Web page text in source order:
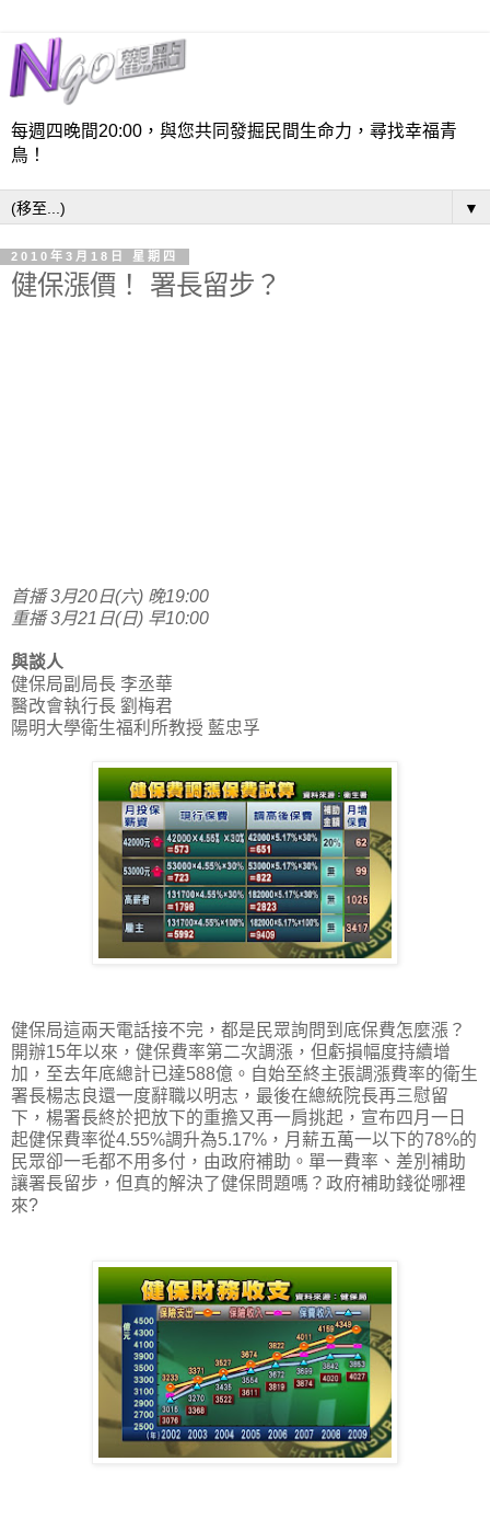
每週四晚間20:00，與您共同發掘民間生命力，尋找幸福青
鳥！
▼
2010年3月18日 星期四
健保漲價！ 署長留步？
首播 3月20日(六) 晚19:00
重播 3月21日(日) 早10:00
與談人
健保局副局長 李丞華
醫改會執行長 劉梅君
陽明大學衛生福利所教授 藍忠孚
健保局這兩天電話接不完，都是民眾詢問到底保費怎麼漲？
開辦15年以來，健保費率第二次調漲，但虧損幅度持續增
加，至去年底總計已達588億。自始至終主張調漲費率的衛生
署長楊志良還一度辭職以明志，最後在總統院長再三慰留
下，楊署長終於把放下的重擔又再一肩挑起，宣布四月一日
起健保費率從4.55%調升為5.17%，月薪五萬一以下的78%的
民眾卻一毛都不用多付，由政府補助。單一費率、差別補助
讓署長留步，但真的解決了健保問題嗎？政府補助錢從哪裡
來?